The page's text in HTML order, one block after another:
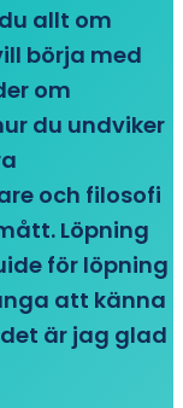
allt om
börja med
om
du undviker
och filosofi
Löpning
för löpning
att känna
är jag glad